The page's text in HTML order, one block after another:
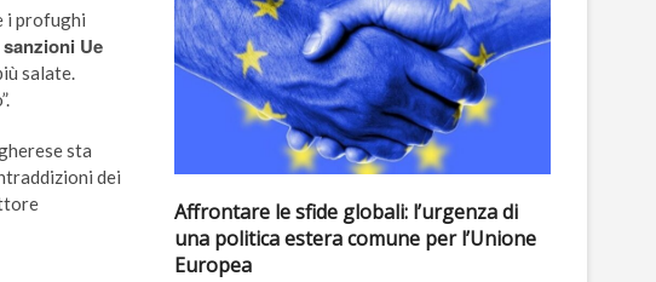
i profughi
Ue
salate.
sta
dei
Affrontare le sfide globali: l’urgenza di
una politica estera comune per l’Unione
Europea